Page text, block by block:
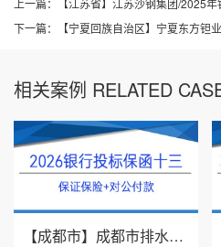
上一篇：
【江苏省】江苏沙钢集团/2025
下一篇：
【宁夏回族自治区】宁夏东方钽业/
相关案例 RELATED
【成都市】成都市排水有限责任公司/投标保证保险/2026银行投标保函十三